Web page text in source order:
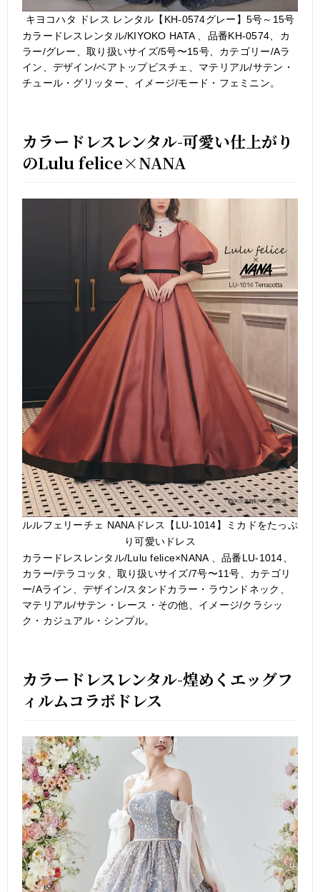
キヨコハタ ドレス レンタル【KH-0574グレー】5号～15号
カラードレスレンタル/KIYOKO HATA 、品番KH-0574、カ
ラー/グレー、取り扱いサイズ/5号〜15号、カテゴリー/Aラ
イン、デザイン/ベアトップビスチェ、マテリアル/サテン・
チュール・グリッター、イメージ/モード・フェミニン。
カラードレスレンタル-可愛い仕上がり
のLulu felice×NANA
ルルフェリーチェ NANAドレス【LU-1014】ミカドをたっぷ
り可愛いドレス
カラードレスレンタル/Lulu felice×NANA 、品番LU-1014、
カラー/テラコッタ、取り扱いサイズ/7号〜11号、カテゴリ
ー/Aライン、デザイン/スタンドカラー・ラウンドネック、
マテリアル/サテン・レース・その他、イメージ/クラシッ
ク・カジュアル・シンプル。
カラードレスレンタル-煌めくエッグフ
ィルムコラボドレス